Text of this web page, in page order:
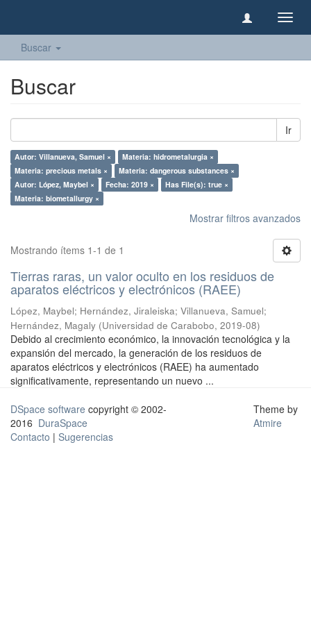
Buscar
Buscar
Ir
Autor: Villanueva, Samuel ×
Materia: hidrometalurgia ×
Materia: precious metals ×
Materia: dangerous substances ×
Autor: López, Maybel ×
Fecha: 2019 ×
Has File(s): true ×
Materia: biometallurgy ×
Mostrar filtros avanzados
Mostrando ítems 1-1 de 1
Tierras raras, un valor oculto en los residuos de
aparatos eléctricos y electrónicos (RAEE)
López, Maybel; Hernández, Jiraleiska; Villanueva, Samuel;
Hernández, Magaly (Universidad de Carabobo, 2019-08)
Debido al crecimiento económico, la innovación tecnológica y la
expansión del mercado, la generación de los residuos de
aparatos eléctricos y electrónicos (RAEE) ha aumentado
significativamente, representando un nuevo ...
DSpace software copyright © 2002-
2016 DuraSpace
Contacto | Sugerencias
Theme by
Atmire